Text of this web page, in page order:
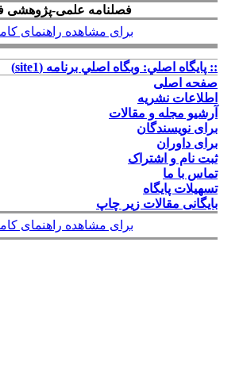
فصلنامه علمی-پژوهشی
برای مشاهده راهنمای
:: پايگاه اصلي: وبگاه اصلي برنامه (site1)
صفحه اصلی
اطلاعات نشریه
آرشیو مجله و مقالات
برای نویسندگان
برای داوران
ثبت نام و اشتراک
تماس با ما
تسهیلات پایگاه
بایگانی مقالات زیر چاپ
برای مشاهده راهنمای